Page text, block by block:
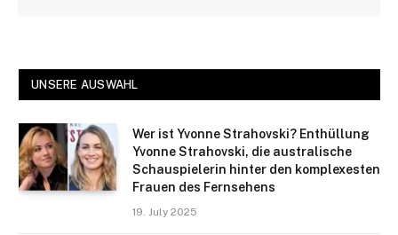
UNSERE AUSWAHL
Wer ist Yvonne Strahovski? Enthüllung
Yvonne Strahovski, die australische
Schauspielerin hinter den komplexesten
Frauen des Fernsehens
19. July 2025